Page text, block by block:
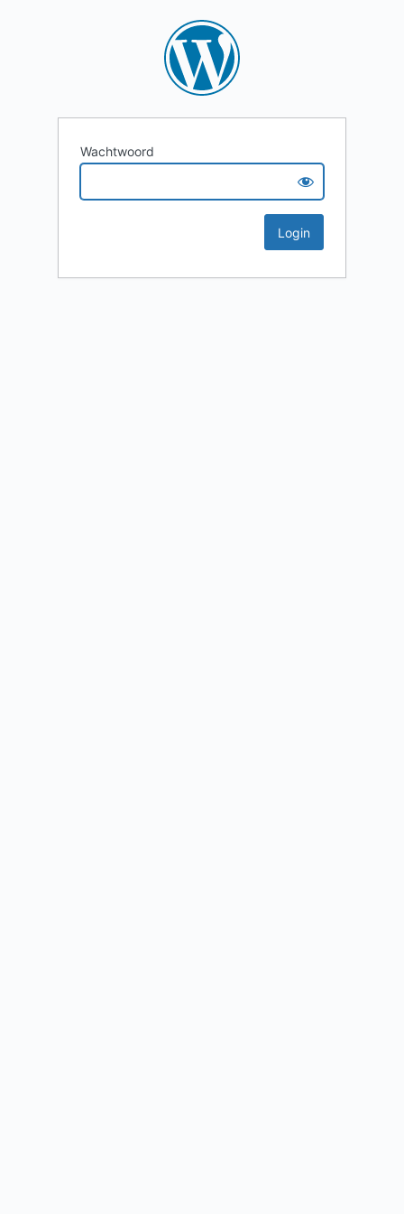
Wachtwoord